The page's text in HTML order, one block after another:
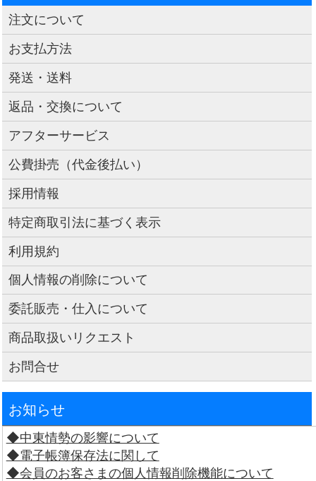
注文について
お支払方法
発送・送料
返品・交換について
アフターサービス
公費掛売（代金後払い）
採用情報
特定商取引法に基づく表示
利用規約
個人情報の削除について
委託販売・仕入について
商品取扱いリクエスト
お問合せ
お知らせ
◆中東情勢の影響について
◆電子帳簿保存法に関して
◆会員のお客さまの個人情報削除機能について